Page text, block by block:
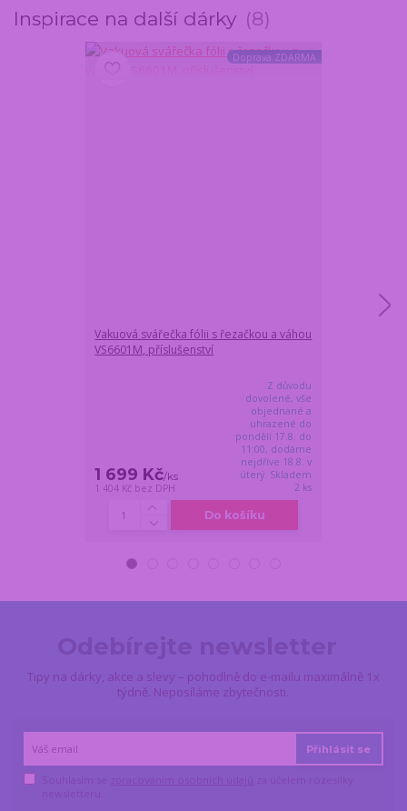
Inspirace na další dárky 8
Doprava ZDARMA
Vakuová svářečka fólii s řezačkou a váhou
VS6601M, příslušenství
1 699 Kč/ks
1 404 Kč bez DPH
Z důvodu
dovolené, vše
objednané a
uhrazené do
pondělí 17.8. do
11:00, dodáme
nejdříve 18.8. v
úterý. Skladem
2 ks
Do košíku
Tipy na dárky, akce a slevy – pohodlně do e-mailu maximálně 1x
týdně. Neposíláme zbytečnosti.
Přihlásit se